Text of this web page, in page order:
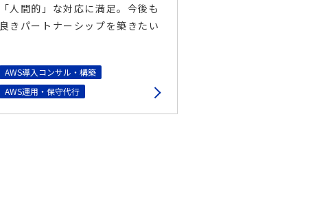
「人間的」な対応に満足。今後も
良きパートナーシップを築きたい
AWS導入コンサル・構築
AWS運用・保守代行